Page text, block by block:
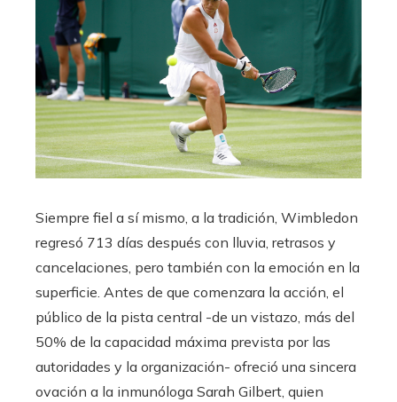
Siempre fiel a sí mismo, a la tradición, Wimbledon
regresó 713 días después con lluvia, retrasos y
cancelaciones, pero también con la emoción en la
superficie. Antes de que comenzara la acción, el
público de la pista central -de un vistazo, más del
50% de la capacidad máxima prevista por las
autoridades y la organización- ofreció una sincera
ovación a la inmunóloga Sarah Gilbert, quien